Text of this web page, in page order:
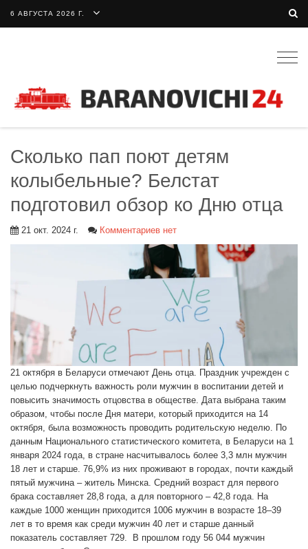
6 АВГУСТА 2026 Г.
Сколько пап поют детям
колыбельные? Белстат
подготовил обзор ко Дню отца
21 окт. 2024 г. Комментариев нет
21 октября в Беларуси отмечают День отца. Праздник учрежден с
целью подчеркнуть важность роли мужчин в воспитании детей и
повысить значимость отцовства в обществе. Дата выбрана таким
образом, чтобы после Дня матери, который приходится на 14
октября, была возможность проводить родительскую неделю. По
данным Национального статистического комитета, в Беларуси на 1
января 2024 года, в стране насчитывалось более 3,3 млн мужчин
18 лет и старше. 76,9% из них проживают в городах, почти каждый
пятый мужчина – житель Минска. Средний возраст для первого
брака составляет 28,8 года, а для повторного – 42,8 года. На
каждые 1000 женщин приходится 1006 мужчин в возрасте 18–39
лет в то время как среди мужчин 40 лет и старше данный
показатель составляет 729. В прошлом году 56 044 мужчин